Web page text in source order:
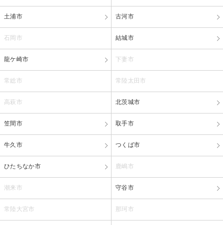
土浦市 古河市
石岡市 結城市
龍ケ崎市 下妻市
常総市 常陸太田市
高萩市 北茨城市
笠間市 取手市
牛久市 つくば市
ひたちなか市 鹿嶋市
潮来市 守谷市
常陸大宮市 那珂市